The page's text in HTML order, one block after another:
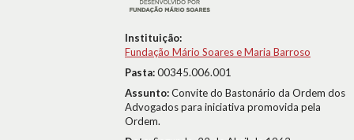
Instituição:
Fundação Mário Soares e Maria Barroso
Pasta:00345.006.001
Assunto:Convite do Bastonário da Ordem dos
Advogados para iniciativa promovida pela
Ordem.